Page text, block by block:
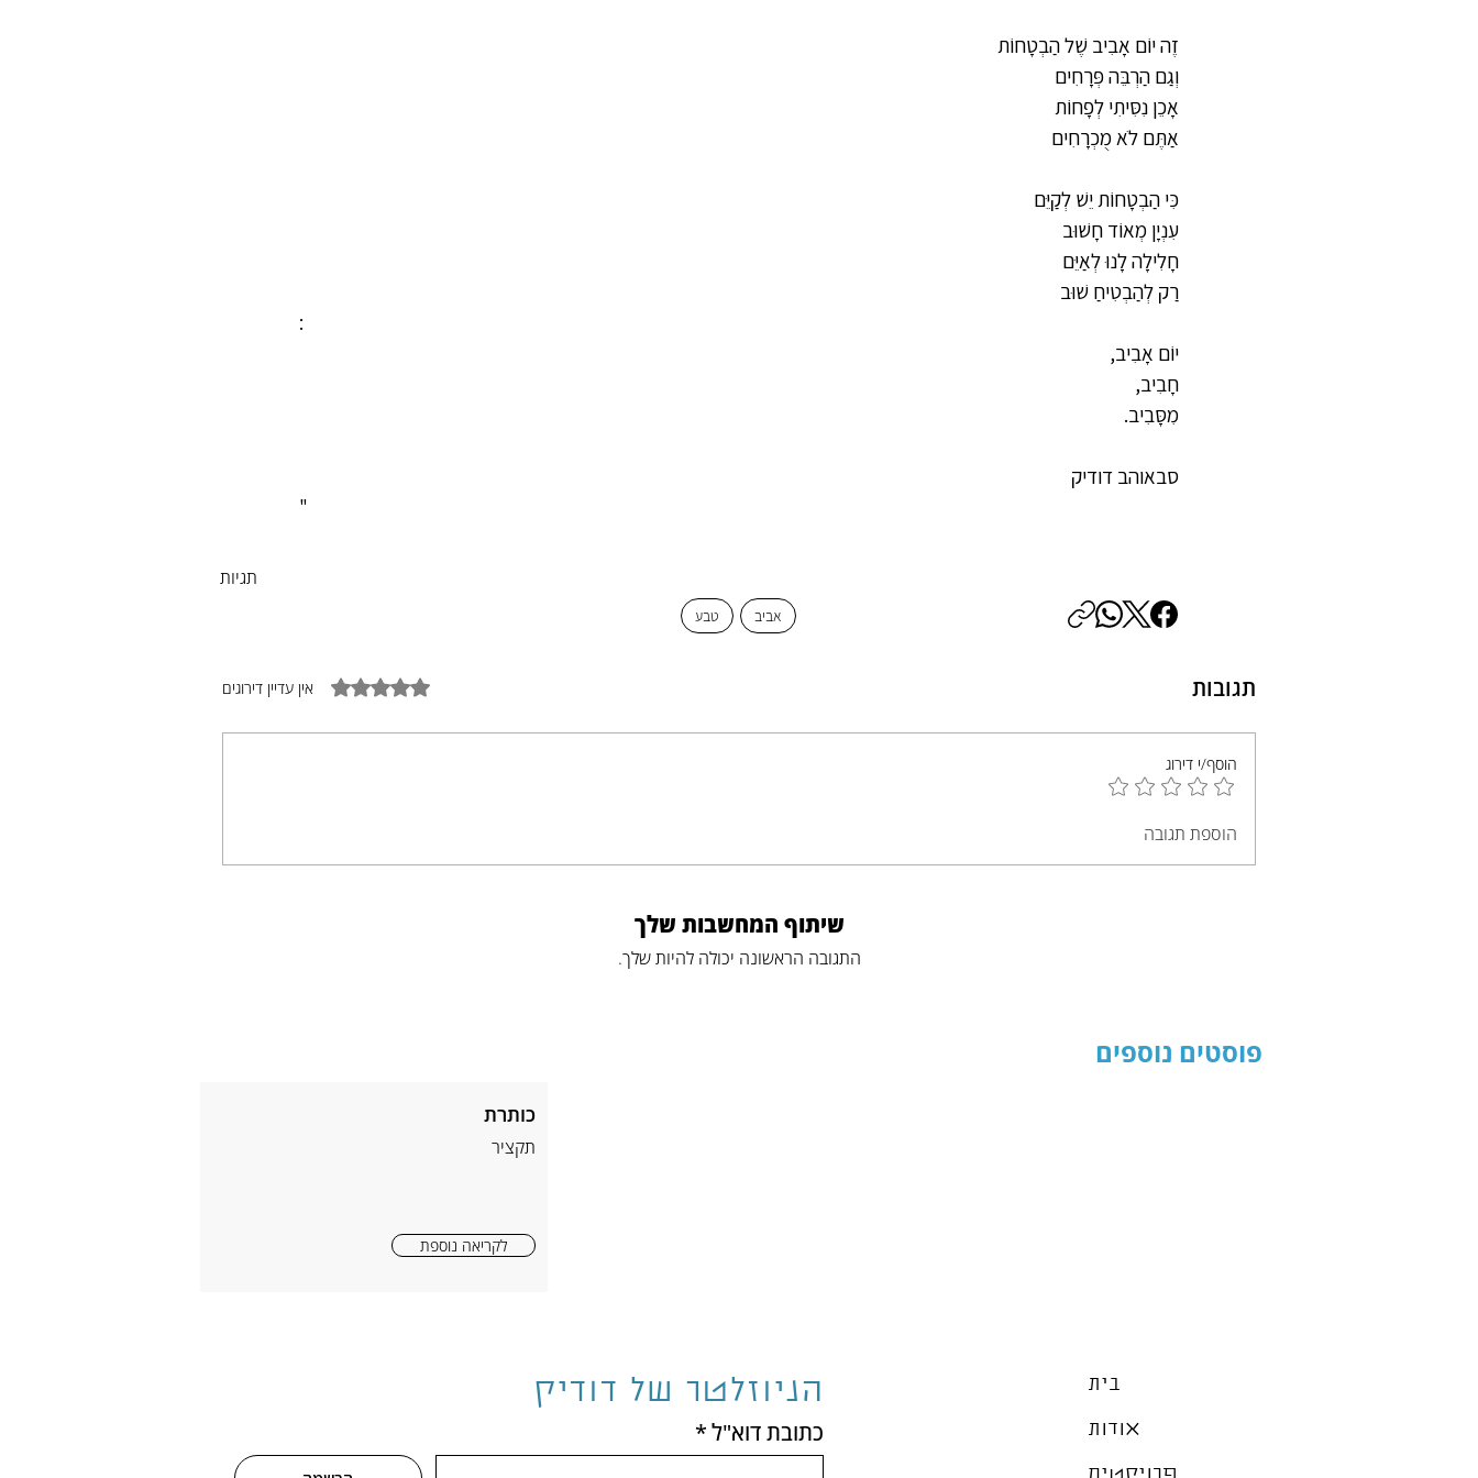
זֶה יוֹם אָבִיב שֶׁל הַבְטָחוֹת
וְגַם הַרְבֵּה פְּרָחִים
אָכֵן נִסִּיתִי לְפָחוֹת
אַתֶּם לֹא מֻכְרָחִים
כִּי הַבְטָחוֹת יֵשׁ לְקַיֵּם
עִנְיָן מְאוֹד חָשׁוּב
חָלִילָה לָנוּ לְאַיֵּם
רַק לְהַבְטִיחַ שׁוּב
:
יוֹם אָבִיב,
חָבִיב,
מִסָּבִיב.
סבאוהב דודיק
"
תגיות
אביב טבע
תגובות דירוג של 0 מתוך 5 כוכבים אין עדיין דירוגים
הוסף/י דירוג
הוספת תגובה
שיתוף המחשבות שלך
התגובה הראשונה יכולה להיות שלך.
פוסטים נוספים
כותרת
תקציר
לקריאה נוספת
הניוזלטר של דודיק
כתובת דוא"ל*
בית
אודות